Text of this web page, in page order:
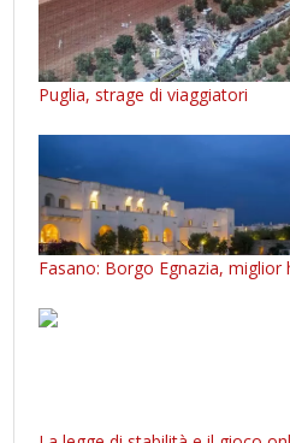
Puglia, strage di viaggiatori
Fasano: Borgo Egnazia,